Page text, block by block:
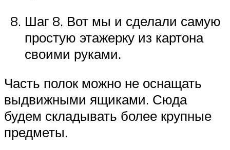
Шаг 8. Вот мы и сделали самую
простую этажерку из картона
своими руками.
Часть полок можно не оснащать
выдвижными ящиками. Сюда
будем складывать более крупные
предметы.